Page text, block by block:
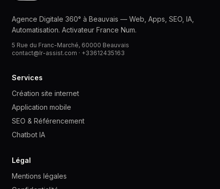
Agence Digitale 360° à Beauvais — Web, Apps, SEO, IA,
Automatisation. Activateur France Num.
5 Rue du Franc-Marché, 60000 Beauvais
contact@lr-assist.com · +33612435163
Services
Création site internet
Application mobile
SEO & Référencement
Chatbot IA
Légal
Mentions légales